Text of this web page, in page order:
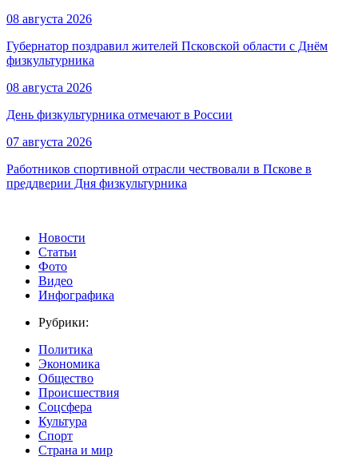
08 августа 2026
Губернатор поздравил жителей Псковской области с Днём
физкультурника
08 августа 2026
День физкультурника отмечают в России
07 августа 2026
Работников спортивной отрасли чествовали в Пскове в
преддверии Дня физкультурника
Новости
Статьи
Фото
Видео
Инфографика
Рубрики:
Политика
Экономика
Общество
Происшествия
Соцсфера
Культура
Спорт
Страна и мир